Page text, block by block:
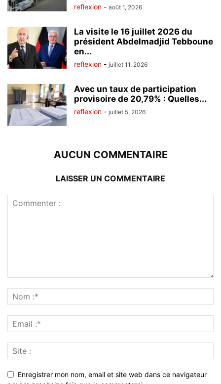
reflexion - août 1, 2026
La visite le 16 juillet 2026 du
président Abdelmadjid Tebboune
en...
reflexion - juillet 11, 2026
Avec un taux de participation
provisoire de 20,79% : Quelles...
reflexion - juillet 5, 2026
AUCUN COMMENTAIRE
LAISSER UN COMMENTAIRE
Enregistrer mon nom, email et site web dans ce navigateur